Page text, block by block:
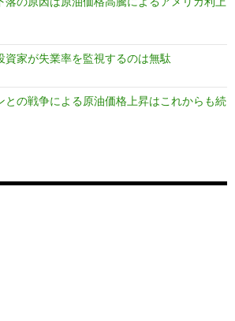
資家が失業率を監視するのは無駄
との戦争による原油価格上昇はこれからも続